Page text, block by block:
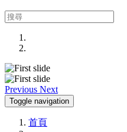
Previous Next
Toggle navigation
首頁